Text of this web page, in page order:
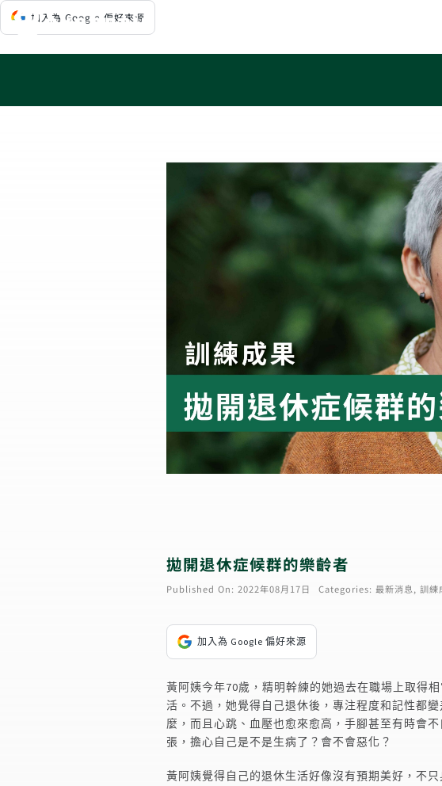
Skip
to
content
加入為 Google 偏好來源
拋開退休症候群的樂齡者
Published On: 2022年08月17日 Categories: 最新消息, 訓練
加入為 Google 偏好來源
黃阿姨今年70歲，精明幹練的她過去在職場上取得
活。不過，她覺得自己退休後，專注程度和記性都
麼，而且心跳、血壓也愈來愈高，手腳甚至有時會
張，擔心自己是不是生病了？會不會惡化？
黃阿姨覺得自己的退休生活好像沒有預期美好，不